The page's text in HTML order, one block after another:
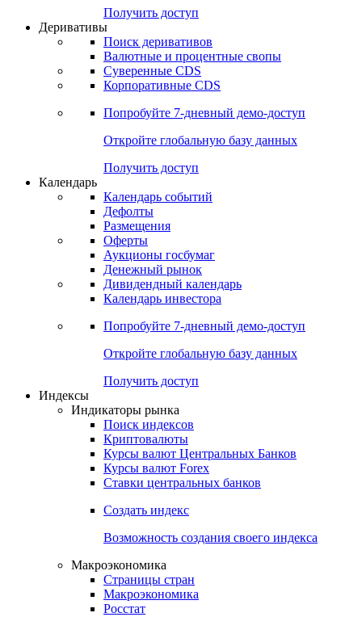
Получить доступ
Деривативы
Поиск деривативов
Валютные и процентные свопы
Суверенные CDS
Корпоративные CDS
Попробуйте 7-дневный демо-доступ
Откройте глобальную базу данных
Получить доступ
Календарь
Календарь событий
Дефолты
Размещения
Оферты
Аукционы госбумаг
Денежный рынок
Дивидендный календарь
Календарь инвестора
Попробуйте 7-дневный демо-доступ
Откройте глобальную базу данных
Получить доступ
Индексы
Индикаторы рынка
Поиск индексов
Криптовалюты
Курсы валют Центральных Банков
Курсы валют Forex
Ставки центральных банков
Создать индекс
Возможность создания своего индекса
Макроэкономика
Страницы стран
Макроэкономика
Росстат